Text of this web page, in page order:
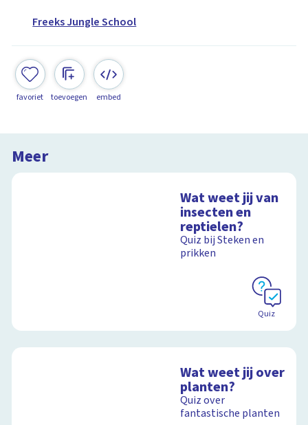
Freeks Jungle School
favoriet toevoegen embed
Meer
Wat weet jij van
insecten en
reptielen?
Quiz bij Steken en
prikken
Quiz
Wat weet jij over
planten?
Quiz over
fantastische planten